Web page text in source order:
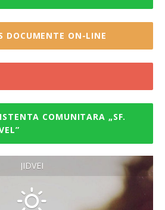
DOCUMENTE ON-LINE
COMUNITARA „SF.
JIDVEI